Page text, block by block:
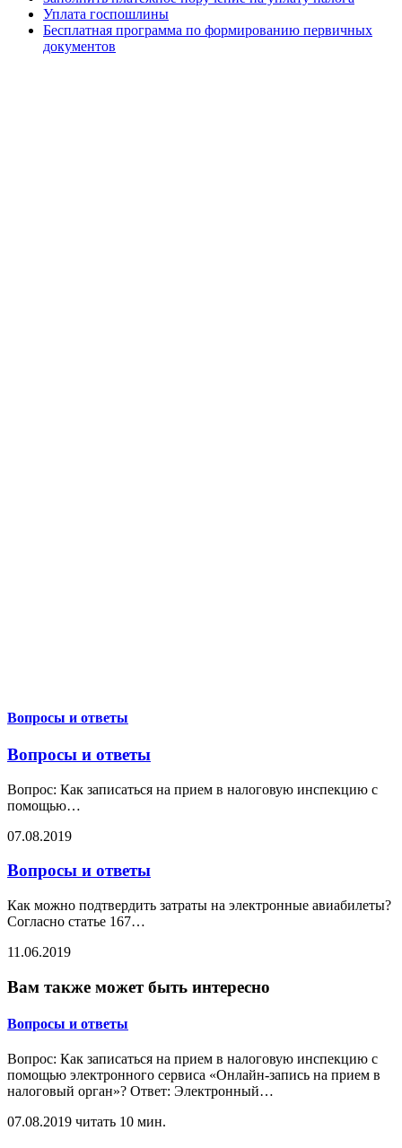
Уплата госпошлины
Бесплатная программа по формированию первичных
документов
Вопросы и ответы
Вопросы и ответы
Вопрос: Как записаться на прием в налоговую инспекцию с
помощью…
07.08.2019
Вопросы и ответы
Как можно подтвердить затраты на электронные авиабилеты?
Согласно статье 167…
11.06.2019
Вам также может быть интересно
Вопросы и ответы
Вопрос: Как записаться на прием в налоговую инспекцию с
помощью электронного сервиса «Онлайн-запись на прием в
налоговый орган»? Ответ: Электронный…
07.08.2019 читать 10 мин.